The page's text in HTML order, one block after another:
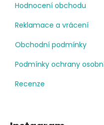
Hodnocení obchodu
Reklamace a vrácení
Obchodní podmínky
Podmínky ochrany
Recenze